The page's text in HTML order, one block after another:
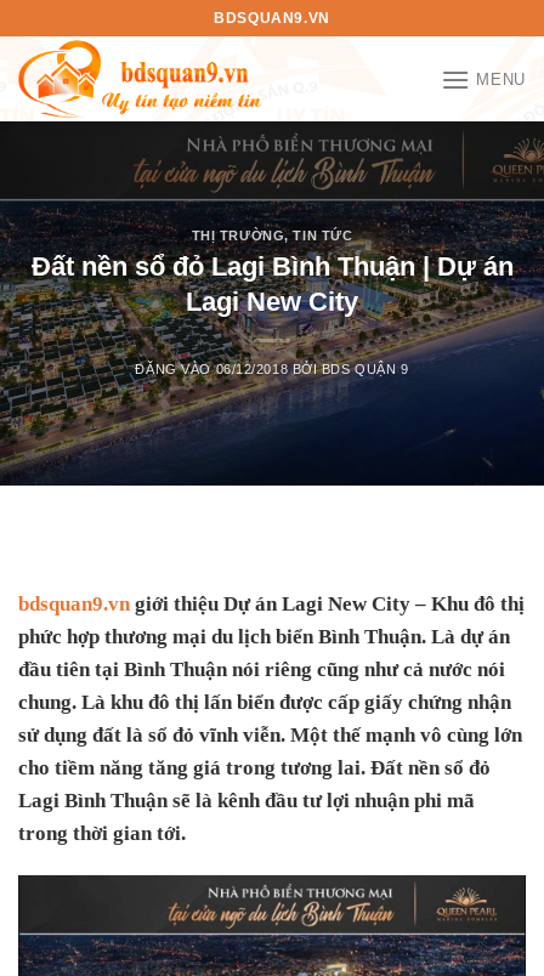
nội
dung
BDSQUAN9.VN
MENU
THỊ TRƯỜNG,TIN TỨC
Đất nền sổ đỏ Lagi Bình Thuận | Dự án
Lagi New City
ĐĂNG VÀO06/12/2018 BỞIBDS QUẬN 9
bdsquan9.vn giới thiệu Dự án Lagi New City – Khu đô thị
phức hợp thương mại du lịch biển Bình Thuận. Là dự án
đầu tiên tại Bình Thuận nói riêng cũng như cả nước nói
chung. Là khu đô thị lấn biển được cấp giấy chứng nhận
sử dụng đất là sổ đỏ vĩnh viễn. Một thế mạnh vô cùng lớn
cho tiềm năng tăng giá trong tương lai. Đất nền sổ đỏ
Lagi Bình Thuận sẽ là kênh đầu tư lợi nhuận phi mã
trong thời gian tới.